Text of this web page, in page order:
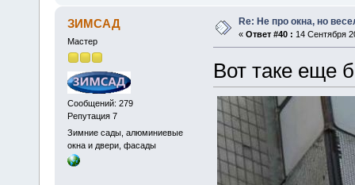
ЗИМСАД
Мастер
Сообщений: 279
Репутация 7
Зимние сады, алюминиевые
окна и двери, фасады
Re: Не про окна, но
« Ответ #40 : 14 Сентября
Вот таке еще